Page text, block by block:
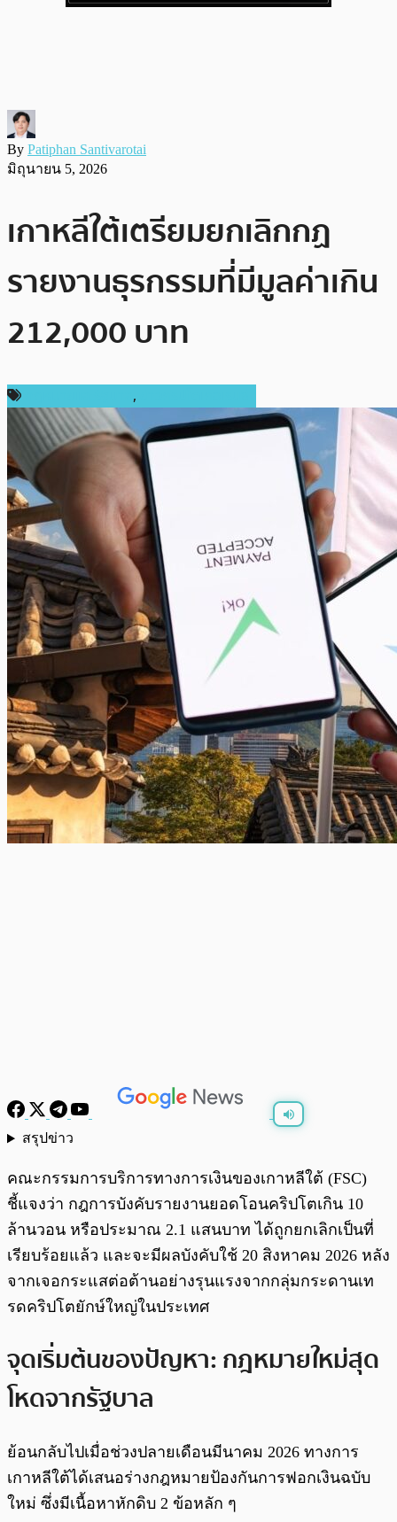
By Patiphan Santivarotai
มิถุนายน 5, 2026
เกาหลีใต้เตรียมยกเลิกกฏ
รายงานธุรกรรมที่มีมูลค่าเกิน
212,000 บาท
,
สรุปข่าว
คณะกรรมการบริการทางการเงินของเกาหลีใต้ (FSC)
ชี้แจงว่า กฎการบังคับรายงานยอดโอนคริปโตเกิน 10
ล้านวอน หรือประมาณ 2.1 แสนบาท ได้ถูกยกเลิกเป็นที่
เรียบร้อยแล้ว และจะมีผลบังคับใช้ 20 สิงหาคม 2026 หลัง
จากเจอกระแสต่อต้านอย่างรุนแรงจากกลุ่มกระดานเท
รดคริปโตยักษ์ใหญ่ในประเทศ
จุดเริ่มต้นของปัญหา: กฎหมายใหม่สุด
โหดจากรัฐบาล
ย้อนกลับไปเมื่อช่วงปลายเดือนมีนาคม 2026 ทางการ
เกาหลีใต้ได้เสนอร่างกฎหมายป้องกันการฟอกเงินฉบับ
ใหม่ ซึ่งมีเนื้อหาหักดิบ 2 ข้อหลัก ๆ